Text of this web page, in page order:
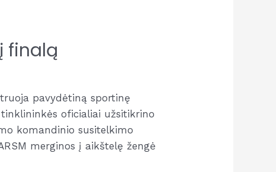
finalą
pavydėtiną sportinę
oficialiai užsitikrino
komandinio susitelkimo
merginos į aikštelę žengė